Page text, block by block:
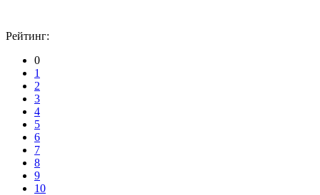
Рейтинг:
0
1
2
3
4
5
6
7
8
9
10